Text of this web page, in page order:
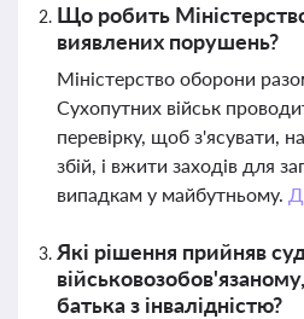
Що робить
виявлених порушень?
Міністерство оборони
Сухопутних військ
перевірку, щоб з'ясувати,
збій, і вжити заходів для
випадкам у майбутньому.
Які рішення прийняв
батька з інвалідністю?